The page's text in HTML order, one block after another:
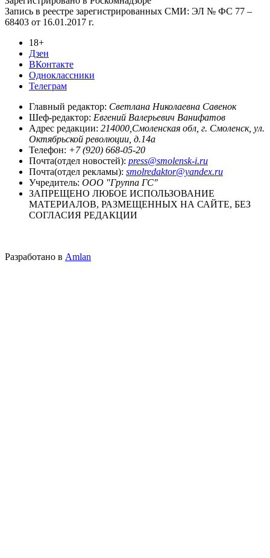
Запись в реестре зарегистрированных СМИ: ЭЛ № ФС 77 –
68403 от 16.01.2017 г.
18+
Дзен
ВКонтакте
Одноклассники
Телеграм
Главный редактор: Светлана Николаевна Савенок
Шеф-редактор: Евгений Валерьевич Ванифатов
Адрес редакции: 214000,Смоленская обл, г. Смоленск, ул.
Октябрьской революции, д.14а
Телефон: +7 (920) 668-05-20
Почта(отдел новостей): press@smolensk-i.ru
Почта(отдел рекламы): smolredaktor@yandex.ru
Учредитель: ООО "Группа ГС"
ЗАПРЕЩЕНО ЛЮБОЕ ИСПОЛЬЗОВАНИЕ
МАТЕРИАЛОВ, РАЗМЕЩЕННЫХ НА САЙТЕ, БЕЗ
СОГЛАСИЯ РЕДАКЦИИ
Разработано в Amlan